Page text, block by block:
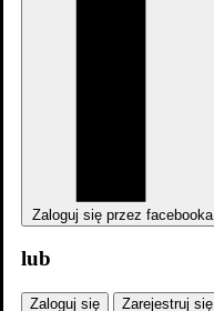
Zaloguj się przez facebooka
lub
Zaloguj się Zarejestruj się